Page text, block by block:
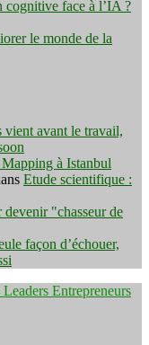
cognitive face à l’IA ?
le monde de la
vient avant le travail,
à Istanbul
Etude scientifique :
devenir "chasseur de
façon d’échouer,
Entrepreneurs